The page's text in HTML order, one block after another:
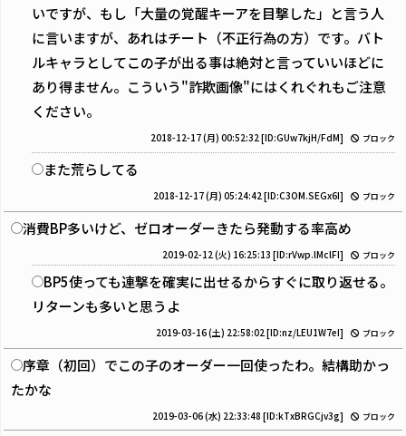
いですが、もし「大量の覚醒キーアを目撃した」と言う人
に言いますが、あれはチート（不正行為の方）です。バト
ルキャラとしてこの子が出る事は絶対と言っていいほどに
あり得ません。こういう"詐欺画像"にはくれぐれもご注意
ください。
2018-12-17 (月) 00:52:32[ID:GUw7kjH/FdM] ブロック
また荒らしてる
2018-12-17 (月) 05:24:42 [ID:C3OM.SEGx6I] ブロック
消費BP多いけど、ゼロオーダーきたら発動する率高め
2019-02-12 (火) 16:25:13 [ID:rVwp.lMclFI] ブロック
BP5使っても連撃を確実に出せるからすぐに取り返せる。
リターンも多いと思うよ
2019-03-16 (土) 22:58:02 [ID:nz/LEU1W7eI] ブロック
序章（初回）でこの子のオーダー一回使ったわ。結構助かっ
たかな
2019-03-06 (水) 22:33:48 [ID:kTxBRGCjv3g] ブロック